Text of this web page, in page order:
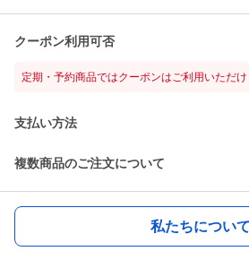
クーポン利用可否
定期・予約商品ではクーポンはご利用いただけ
支払い方法
複数商品のご注文について
私たちについて